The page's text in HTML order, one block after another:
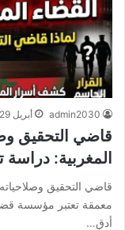
admin2030 أبريل 29, 2026
قاضي التحقيق
المغربية: دراسة
قاضي التحقيق
معمقة تعتبر مؤسسة
أدق…